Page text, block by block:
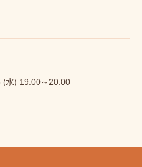
(水) 19:00～20:00